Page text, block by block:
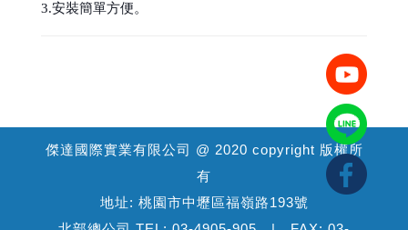
3.安裝簡單方便。
傑達國際實業有限公司 @ 2020 copyright 版權所
有
地址: 桃園市中壢區福嶺路193號